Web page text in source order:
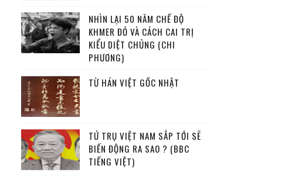
NHÌN LẠI 50 NĂM CHẾ ĐỘ
KHMER ĐỎ VÀ CÁCH CAI TRỊ
KIỂU DIỆT CHỦNG (CHI
PHƯƠNG)
TỪ HÁN VIỆT GỐC NHẬT
TỨ TRỤ VIỆT NAM SẮP TỚI SẼ
BIẾN ĐỘNG RA SAO ? (BBC
TIẾNG VIỆT)